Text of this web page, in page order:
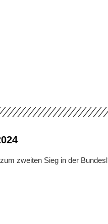
zweiten Sieg in der